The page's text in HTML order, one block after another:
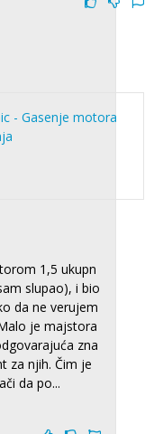
- Gasenje motora
1,5 ukupn
slupao), i bio
da ne verujem
je majstora
zna
za njih. Čim je
da po...